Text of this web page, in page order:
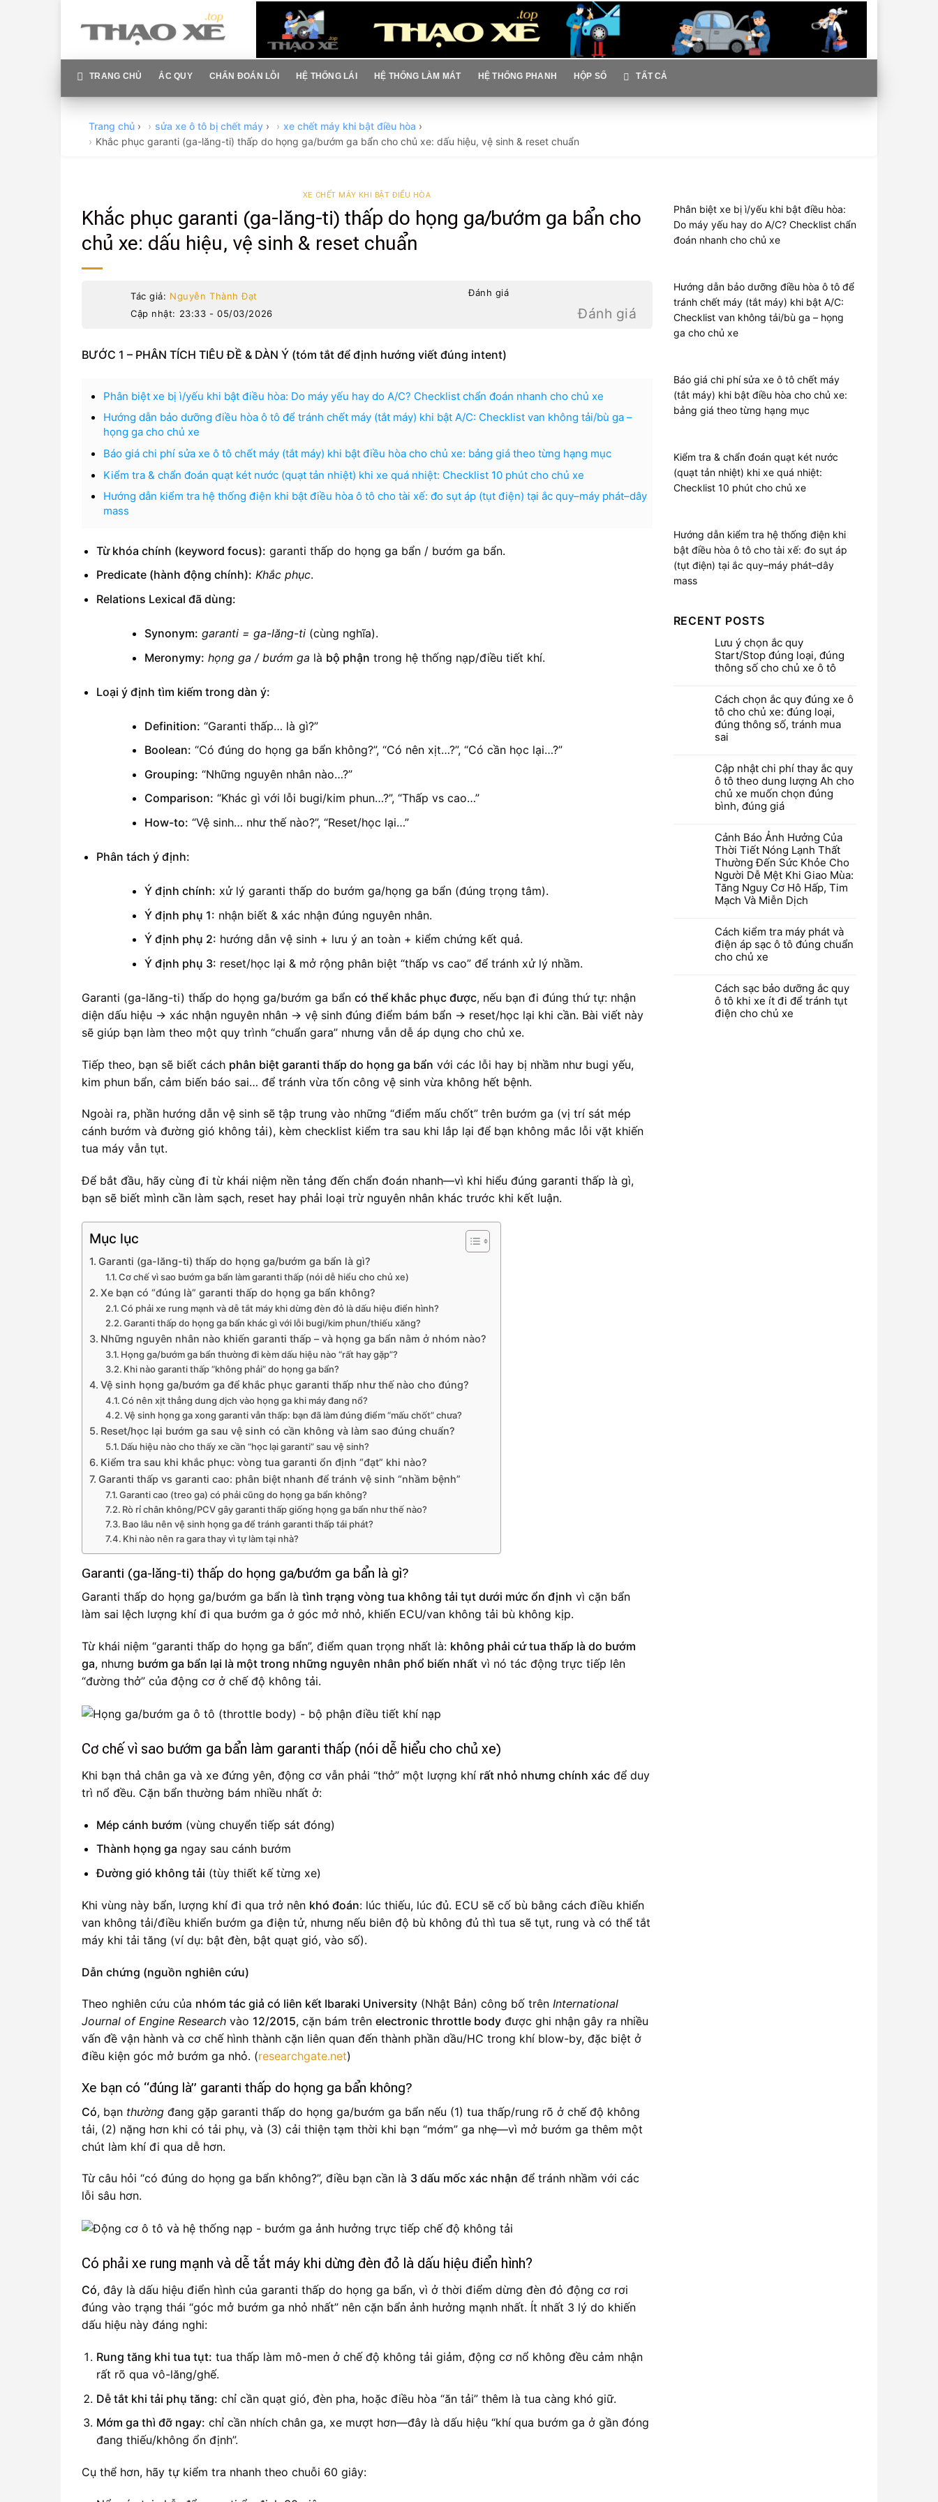
content
TRANG CHỦ ẮC QUY CHẨN ĐOÁN LỖI HỆ THỐNG LÁI HỆ THỐNG LÀM MÁT HỆ THỐNG PHANH HỘP SỐ TẤT CẢ
Trang chủ › sửa xe ô tô bị chết máy › xe chết máy khi bật điều hòa ›
Khắc phục garanti (ga-lăng-ti) thấp do họng ga/bướm ga bẩn cho chủ xe: dấu hiệu, vệ sinh & reset chuẩn
XE CHẾT MÁY KHI BẬT ĐIỀU HÒA
Khắc phục garanti (ga-lăng-ti) thấp do họng ga/bướm ga bẩn cho
chủ xe: dấu hiệu, vệ sinh & reset chuẩn
Tác giả: Nguyễn Thành Đạt
Cập nhật: 23:33 - 05/03/2026
Đánh giá
Đánh giá
BƯỚC 1 – PHÂN TÍCH TIÊU ĐỀ & DÀN Ý (tóm tắt để định hướng viết đúng intent)
Phân biệt xe bị ì/yếu khi bật điều hòa: Do máy yếu hay do A/C? Checklist chẩn đoán nhanh cho chủ xe
Hướng dẫn bảo dưỡng điều hòa ô tô để tránh chết máy (tắt máy) khi bật A/C: Checklist van không tải/bù ga –
họng ga cho chủ xe
Báo giá chi phí sửa xe ô tô chết máy (tắt máy) khi bật điều hòa cho chủ xe: bảng giá theo từng hạng mục
Kiểm tra & chẩn đoán quạt két nước (quạt tản nhiệt) khi xe quá nhiệt: Checklist 10 phút cho chủ xe
Hướng dẫn kiểm tra hệ thống điện khi bật điều hòa ô tô cho tài xế: đo sụt áp (tụt điện) tại ắc quy–máy phát–dây
mass
Từ khóa chính (keyword focus): garanti thấp do họng ga bẩn / bướm ga bẩn.
Predicate (hành động chính): Khắc phục.
Relations Lexical đã dùng:
Synonym: garanti = ga-lăng-ti(cùng nghĩa).
Meronymy: họng ga / bướm ga là bộ phận trong hệ thống nạp/điều tiết khí.
Loại ý định tìm kiếm trong dàn ý:
Definition: “Garanti thấp… là gì?”
Boolean: “Có đúng do họng ga bẩn không?”, “Có nên xịt…?”, “Có cần học lại…?”
Grouping: “Những nguyên nhân nào…?”
Comparison: “Khác gì với lỗi bugi/kim phun…?”, “Thấp vs cao…”
How-to: “Vệ sinh… như thế nào?”, “Reset/học lại…”
Phân tách ý định:
Ý định chính: xử lý garanti thấp do bướm ga/họng ga bẩn (đúng trọng tâm).
Ý định phụ 1: nhận biết & xác nhận đúng nguyên nhân.
Ý định phụ 2: hướng dẫn vệ sinh + lưu ý an toàn + kiểm chứng kết quả.
Ý định phụ 3: reset/học lại & mở rộng phân biệt “thấp vs cao” để tránh xử lý nhầm.
Garanti (ga-lăng-ti) thấp do họng ga/bướm ga bẩn có thể khắc phục được, nếu bạn đi đúng thứ tự: nhận
diện dấu hiệu → xác nhận nguyên nhân → vệ sinh đúng điểm bám bẩn → reset/học lại khi cần. Bài viết này
sẽ giúp bạn làm theo một quy trình “chuẩn gara” nhưng vẫn dễ áp dụng cho chủ xe.
Tiếp theo, bạn sẽ biết cách phân biệt garanti thấp do họng ga bẩn với các lỗi hay bị nhầm như bugi yếu,
kim phun bẩn, cảm biến báo sai… để tránh vừa tốn công vệ sinh vừa không hết bệnh.
Ngoài ra, phần hướng dẫn vệ sinh sẽ tập trung vào những “điểm mấu chốt” trên bướm ga (vị trí sát mép
cánh bướm và đường gió không tải), kèm checklist kiểm tra sau khi lắp lại để bạn không mắc lỗi vặt khiến
tua máy vẫn tụt.
Để bắt đầu, hãy cùng đi từ khái niệm nền tảng đến chẩn đoán nhanh—vì khi hiểu đúng garanti thấp là gì,
bạn sẽ biết mình cần làm sạch, reset hay phải loại trừ nguyên nhân khác trước khi kết luận.
Mục lục
Garanti (ga-lăng-ti) thấp do họng ga/bướm ga bẩn là gì?
Cơ chế vì sao bướm ga bẩn làm garanti thấp (nói dễ hiểu cho chủ xe)
Xe bạn có “đúng là” garanti thấp do họng ga bẩn không?
Có phải xe rung mạnh và dễ tắt máy khi dừng đèn đỏ là dấu hiệu điển hình?
Garanti thấp do họng ga bẩn khác gì với lỗi bugi/kim phun/thiếu xăng?
Những nguyên nhân nào khiến garanti thấp – và họng ga bẩn nằm ở nhóm nào?
Họng ga/bướm ga bẩn thường đi kèm dấu hiệu nào “rất hay gặp”?
Khi nào garanti thấp “không phải” do họng ga bẩn?
Vệ sinh họng ga/bướm ga để khắc phục garanti thấp như thế nào cho đúng?
Có nên xịt thẳng dung dịch vào họng ga khi máy đang nổ?
Vệ sinh họng ga xong garanti vẫn thấp: bạn đã làm đúng điểm “mấu chốt” chưa?
Reset/học lại bướm ga sau vệ sinh có cần không và làm sao đúng chuẩn?
Dấu hiệu nào cho thấy xe cần “học lại garanti” sau vệ sinh?
Kiểm tra sau khi khắc phục: vòng tua garanti ổn định “đạt” khi nào?
Garanti thấp vs garanti cao: phân biệt nhanh để tránh vệ sinh “nhầm bệnh”
Garanti cao (treo ga) có phải cũng do họng ga bẩn không?
Rò rỉ chân không/PCV gây garanti thấp giống họng ga bẩn như thế nào?
Bao lâu nên vệ sinh họng ga để tránh garanti thấp tái phát?
Khi nào nên ra gara thay vì tự làm tại nhà?
Garanti (ga-lăng-ti) thấp do họng ga/bướm ga bẩn là gì?
Garanti thấp do họng ga/bướm ga bẩn là tình trạng vòng tua không tải tụt dưới mức ổn định vì cặn bẩn
làm sai lệch lượng khí đi qua bướm ga ở góc mở nhỏ, khiến ECU/van không tải bù không kịp.
Từ khái niệm “garanti thấp do họng ga bẩn”, điểm quan trọng nhất là: không phải cứ tua thấp là do bướm
ga, nhưng bướm ga bẩn lại là một trong những nguyên nhân phổ biến nhất vì nó tác động trực tiếp lên
“đường thở” của động cơ ở chế độ không tải.
Cơ chế vì sao bướm ga bẩn làm garanti thấp (nói dễ hiểu cho chủ xe)
Khi bạn thả chân ga và xe đứng yên, động cơ vẫn phải “thở” một lượng khí rất nhỏ nhưng chính xác để duy
trì nổ đều. Cặn bẩn thường bám nhiều nhất ở:
Mép cánh bướm (vùng chuyển tiếp sát đóng)
Thành họng ga ngay sau cánh bướm
Đường gió không tải (tùy thiết kế từng xe)
Khi vùng này bẩn, lượng khí đi qua trở nên khó đoán: lúc thiếu, lúc đủ. ECU sẽ cố bù bằng cách điều khiển
van không tải/điều khiển bướm ga điện tử, nhưng nếu biên độ bù không đủ thì tua sẽ tụt, rung và có thể tắt
máy khi tải tăng (ví dụ: bật đèn, bật quạt gió, vào số).
Dẫn chứng (nguồn nghiên cứu)
Theo nghiên cứu của nhóm tác giả có liên kết Ibaraki University (Nhật Bản) công bố trên International
Journal of Engine Research vào 12/2015, cặn bám trên electronic throttle body được ghi nhận gây ra nhiều
vấn đề vận hành và cơ chế hình thành cặn liên quan đến thành phần dầu/HC trong khí blow-by, đặc biệt ở
điều kiện góc mở bướm ga nhỏ. (researchgate.net)
Xe bạn có “đúng là” garanti thấp do họng ga bẩn không?
Có, bạn thường đang gặp garanti thấp do họng ga/bướm ga bẩn nếu (1) tua thấp/rung rõ ở chế độ không
tải, (2) nặng hơn khi có tải phụ, và (3) cải thiện tạm thời khi bạn “mớm” ga nhẹ—vì mở bướm ga thêm một
chút làm khí đi qua dễ hơn.
Từ câu hỏi “có đúng do họng ga bẩn không?”, điều bạn cần là 3 dấu mốc xác nhận để tránh nhầm với các
lỗi sâu hơn.
Có phải xe rung mạnh và dễ tắt máy khi dừng đèn đỏ là dấu hiệu điển hình?
Có, đây là dấu hiệu điển hình của garanti thấp do họng ga bẩn, vì ở thời điểm dừng đèn đỏ động cơ rơi
đúng vào trạng thái “góc mở bướm ga nhỏ nhất” nên cặn bẩn ảnh hưởng mạnh nhất. Ít nhất 3 lý do khiến
dấu hiệu này đáng nghi:
Rung tăng khi tua tụt: tua thấp làm mô-men ở chế độ không tải giảm, động cơ nổ không đều cảm nhận
rất rõ qua vô-lăng/ghế.
Dễ tắt khi tải phụ tăng: chỉ cần quạt gió, đèn pha, hoặc điều hòa “ăn tải” thêm là tua càng khó giữ.
Mớm ga thì đỡ ngay: chỉ cần nhích chân ga, xe mượt hơn—đây là dấu hiệu “khí qua bướm ga ở gần đóng
đang thiếu/không ổn định”.
Cụ thể hơn, hãy tự kiểm tra nhanh theo chuỗi 60 giây:
Phân biệt xe bị ì/yếu khi bật điều hòa:
Do máy yếu hay do A/C? Checklist chẩn
đoán nhanh cho chủ xe
Hướng dẫn bảo dưỡng điều hòa ô tô để
tránh chết máy (tắt máy) khi bật A/C:
Checklist van không tải/bù ga – họng
ga cho chủ xe
Báo giá chi phí sửa xe ô tô chết máy
(tắt máy) khi bật điều hòa cho chủ xe:
bảng giá theo từng hạng mục
Kiểm tra & chẩn đoán quạt két nước
(quạt tản nhiệt) khi xe quá nhiệt:
Checklist 10 phút cho chủ xe
Hướng dẫn kiểm tra hệ thống điện khi
bật điều hòa ô tô cho tài xế: đo sụt áp
(tụt điện) tại ắc quy–máy phát–dây
mass
RECENT POSTS
Lưu ý chọn ắc quy
Start/Stop đúng loại, đúng
thông số cho chủ xe ô tô
Cách chọn ắc quy đúng xe ô
tô cho chủ xe: đúng loại,
đúng thông số, tránh mua
sai
Cập nhật chi phí thay ắc quy
ô tô theo dung lượng Ah cho
chủ xe muốn chọn đúng
bình, đúng giá
Cảnh Báo Ảnh Hưởng Của
Thời Tiết Nóng Lạnh Thất
Thường Đến Sức Khỏe Cho
Người Dễ Mệt Khi Giao Mùa:
Tăng Nguy Cơ Hô Hấp, Tim
Mạch Và Miễn Dịch
Cách kiểm tra máy phát và
điện áp sạc ô tô đúng chuẩn
cho chủ xe
Cách sạc bảo dưỡng ắc quy
ô tô khi xe ít đi để tránh tụt
điện cho chủ xe